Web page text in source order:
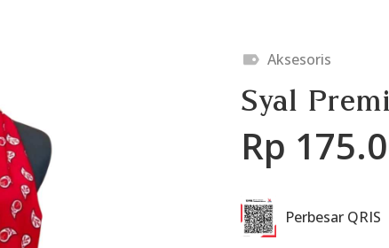
Aksesoris
Syal
Rp
Perbesar QRIS